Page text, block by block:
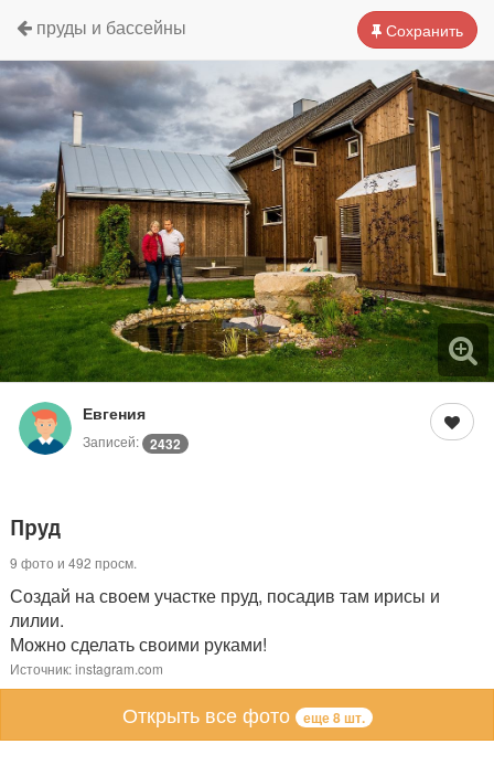
Сохранить
пруды и бассейны
Евгения
Записей: 2432
Пруд
9 фото и 492 просм.
Создай на своем участке пруд, посадив там ирисы и
лилии.
Можно сделать своими руками!
Источник: instagram.com
Открыть все фото еще 8 шт.